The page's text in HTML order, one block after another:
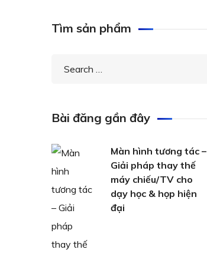
Tìm sản phẩm
Bài đăng gần đây
Màn hình tương tác –
Giải pháp thay thế
máy chiếu/TV cho
dạy học & họp hiện
đại